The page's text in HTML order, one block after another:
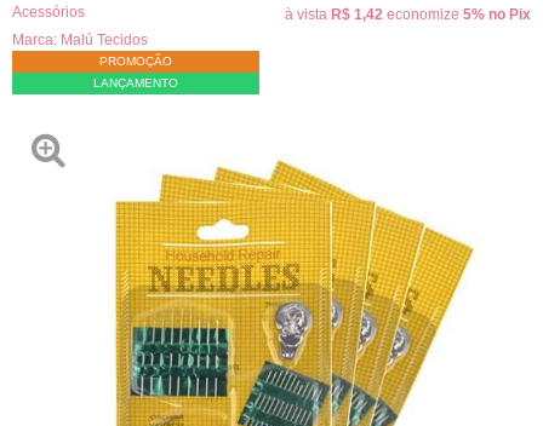
Acessórios
Marca: Malú Tecidos
PROMOÇÃO
LANÇAMENTO
à vista R$ 1,42 economize 5% no Pix